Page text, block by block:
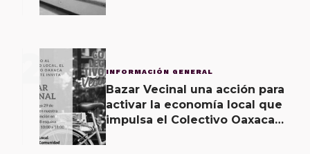
2 INFORMACIÓN GENERAL
Bazar Vecinal una acción para
activar la economía local que
impulsa el Colectivo Oaxaca